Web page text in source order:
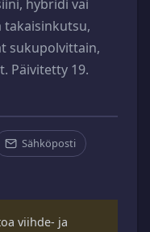
hybridi vai
takaisinkutsu,
sukupolvittain,
Päivitetty 19.
Sähköposti
viihde- ja